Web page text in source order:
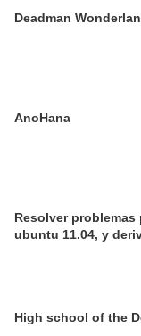
Deadman
AnoHana
Resolver problemas
ubuntu 11.04, y
High school of the